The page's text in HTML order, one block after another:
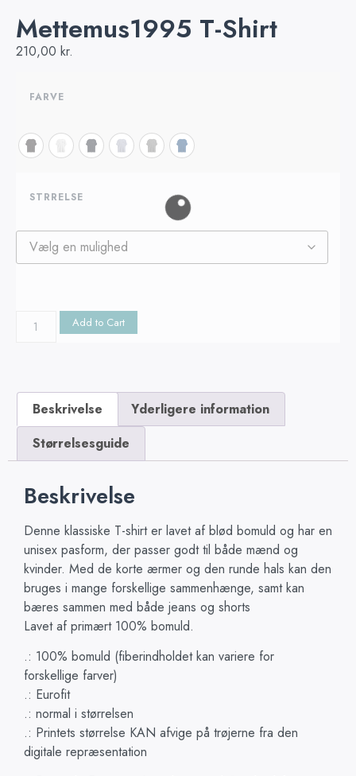
Mettemus1995 T-Shirt
210,00 kr.
FARVE
STRRELSE
Add to Cart
Beskrivelse
Yderligere information
Størrelsesguide
Beskrivelse
Denne klassiske T-shirt er lavet af blød bomuld og har en
unisex pasform, der passer godt til både mænd og
kvinder. Med de korte ærmer og den runde hals kan den
bruges i mange forskellige sammenhænge, samt kan
bæres sammen med både jeans og shorts
Lavet af primært 100% bomuld.
.: 100% bomuld (fiberindholdet kan variere for
forskellige farver)
.: Eurofit
.: normal i størrelsen
.: Printets størrelse KAN afvige på trøjerne fra den
digitale repræsentation